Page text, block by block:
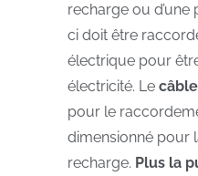
recharge ou
ci doit être
électrique pour
électricité. Le
pour le
dimensionné pour
recharge. Plus la